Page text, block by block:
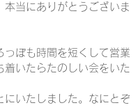
ぽ日曜俱楽部 イタリア語
当にありがとうございま
っぽも時間を短くして営業
いたらたのしい会をいた
にいたしました。なにとぞ